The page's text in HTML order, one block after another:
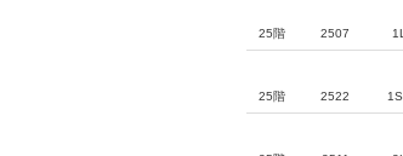
25階 2507
25階 2522